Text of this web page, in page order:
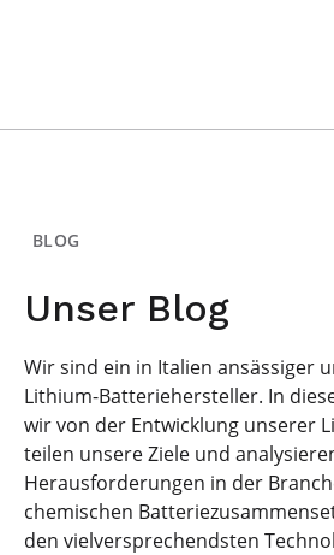
BLOG
Unser Blog
Wir sind ein in Italien ansässiger
Lithium-Batteriehersteller. In
wir von der Entwicklung unserer
teilen unsere Ziele und
Herausforderungen in der
chemischen
den vielversprechendsten